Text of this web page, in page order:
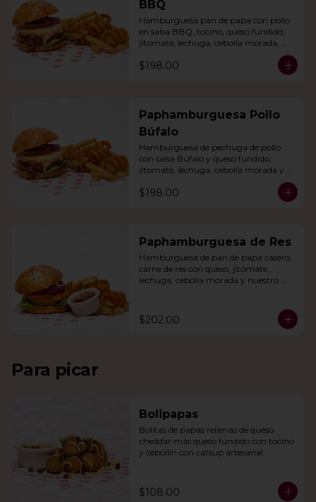
BBQ
Hamburguesa pan de papa con pollo
en salsa BBQ, tocino, queso fundido,
jitomate, lechuga, cebolla morada,
$198.00
Paphamburguesa Pollo
Búfalo
Hamburguesa de pechuga de pollo
con salsa Búfalo y queso fundido,
jitomate, lechuga, cebolla morada y
nuestra salsa especial. Con papas fritas
y rizo.
$198.00
Paphamburguesa de Res
Hamburguesa de pan de papa casero,
carne de res con queso, jitomate,
lechuga, cebolla morada y nuestro
$202.00
Para picar
Bolipapas
Bolitas de papas rellenas de queso
cheddar más queso fundido con tocino
y cebollín con catsup artesanal.
$108.00